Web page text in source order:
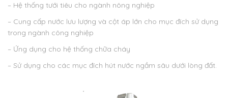
– Hệ thống tưới tiêu cho ngành nông nghiệp
– Cung cấp nước lưu lượng và cột áp lớn cho mục đích sử dụng
trong ngành công nghiệp
– Ứng dụng cho hệ thống chữa cháy
– Sử dụng cho các mục đích hút nước ngầm sâu dưới lòng đất.